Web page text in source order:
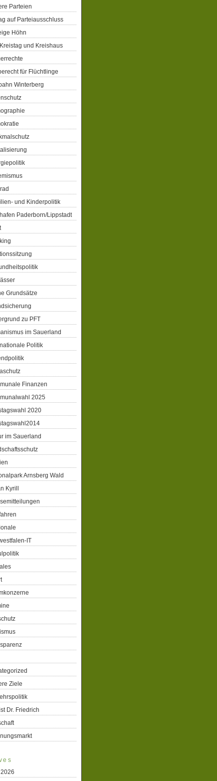
Parteien
auf Parteiausschluss
Höhn
und Kreishaus
für Flüchtlinge
Winterberg
und Kinderpolitik
Paderborn/Lippstadt
Grundsätze
zu PFT
im Sauerland
Politik
Finanzen
2025
2020
im Sauerland
Arnsberg Wald
Kyrill
IT
Ziele
Dr. Friedrich